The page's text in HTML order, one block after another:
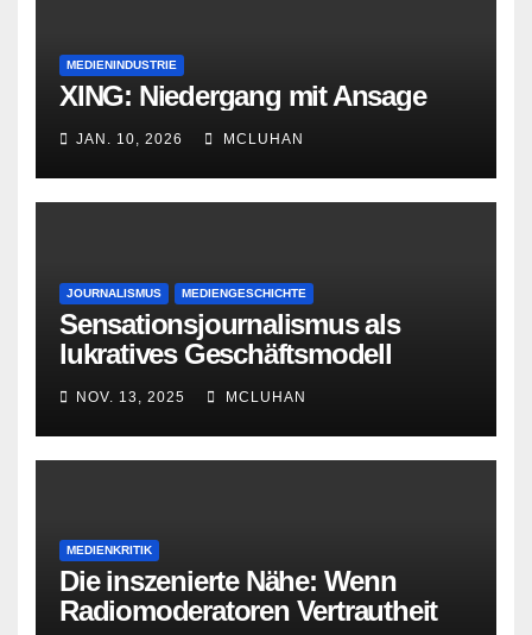
MEDIENINDUSTRIE
XING: Niedergang mit Ansage
JAN. 10, 2026 MCLUHAN
JOURNALISMUS MEDIENGESCHICHTE
Sensationsjournalismus als
lukratives Geschäftsmodell
NOV. 13, 2025 MCLUHAN
MEDIENKRITIK
Die inszenierte Nähe: Wenn
Radiomoderatoren Vertrautheit